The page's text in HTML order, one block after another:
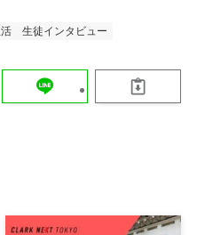
生徒インタビュー